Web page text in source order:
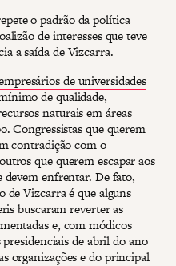
o padrão da política
de interesses que teve
a saída de Vizcarra.
de universidades
de qualidade,
naturais em áreas
Congressistas que querem
contradição com o
que querem escapar aos
devem enfrentar. De fato,
de Vizcarra é que alguns
buscaram reverter as
e, com módicos
de abril do ano
organizações e do principal